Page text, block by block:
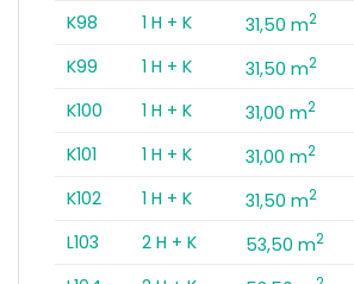
K98
1 H + K 31,50 m2
K99
1 H + K 31,50 m2
K100
1 H + K 31,00 m2
K101
1 H + K 31,00 m2
K102
1 H + K 31,50 m2
L103
2 H + K 53,50 m2